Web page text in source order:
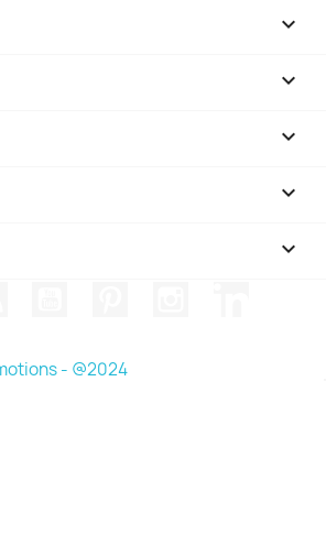




keyboard_arrow_down
- @2024